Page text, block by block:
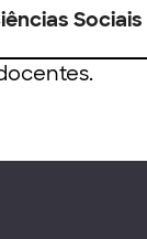
Sociais